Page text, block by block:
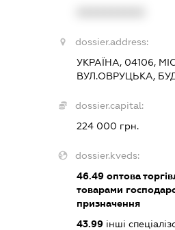
dossier.address:
УКРАЇНА, 04106,
ВУЛ.ОВРУЦЬКА,
dossier.capital:
224 000 грн.
dossier.kveds:
46.49оптова
товарами
призначення
43.99інші